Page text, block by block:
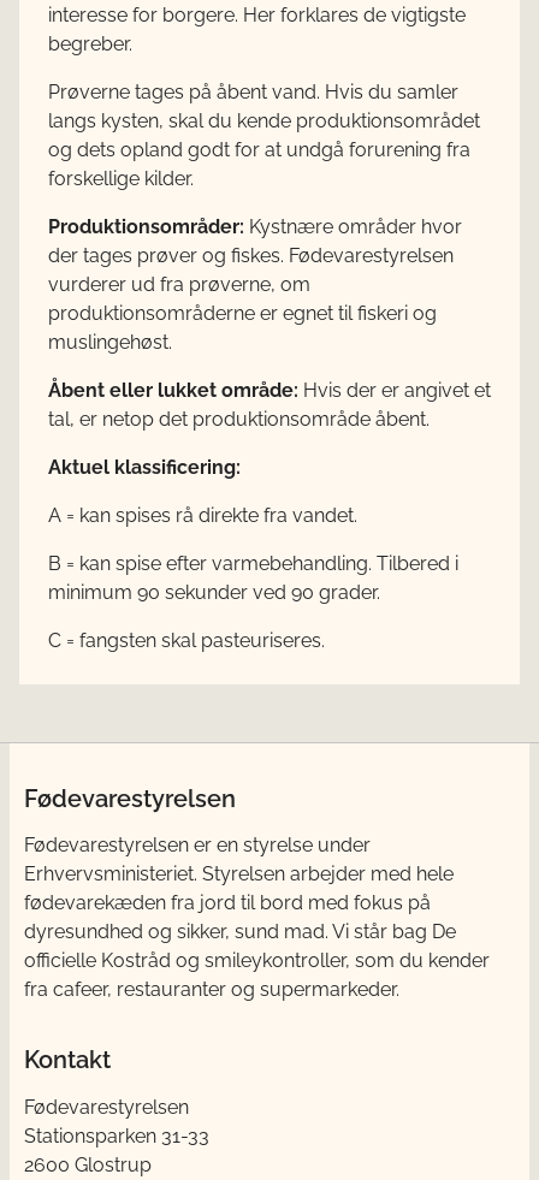
interesse for borgere. Her forklares de vigtigste
begreber.
Prøverne tages på åbent vand. Hvis du samler
langs kysten, skal du kende produktionsområdet
og dets opland godt for at undgå forurening fra
forskellige kilder.
Produktionsområder: Kystnære områder hvor
der tages prøver og fiskes. Fødevarestyrelsen
vurderer ud fra prøverne, om
produktionsområderne er egnet til fiskeri og
muslingehøst.
Åbent eller lukket område: Hvis der er angivet et
tal, er netop det produktionsområde åbent.
Aktuel klassificering:
A = kan spises rå direkte fra vandet.
B = kan spise efter varmebehandling. Tilbered i
minimum 90 sekunder ved 90 grader.
C = fangsten skal pasteuriseres.
Fødevarestyrelsen
Fødevarestyrelsen er en styrelse under
Erhvervsministeriet. Styrelsen arbejder med hele
fødevarekæden fra jord til bord med fokus på
dyresundhed og sikker, sund mad. Vi står bag De
officielle Kostråd og smileykontroller, som du kender
fra cafeer, restauranter og supermarkeder.
Kontakt
Fødevarestyrelsen
Stationsparken 31-33
2600 Glostrup